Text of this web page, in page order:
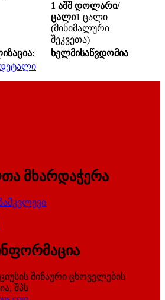
1 აშშ დოლარი/
ცალი1 ცალი
(მინიმალური
შეკვეთა)
ხელმისაწვდომია
მხარდაჭერა
შინაური ცხოველების
შპს